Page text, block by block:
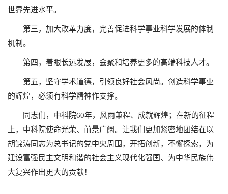
世界先进水平。
第三，加大改革力度，完善促进科学事业科学发展的体制
机制。
第四，着眼长远发展，会聚和培养更多的高端科技人才。
第五，坚守学术道德，引领良好社会风尚。创造科学事业
的辉煌，必须有科学精神作支撑。
同志们，中科院60年，风雨兼程、成就辉煌；在新的征程
上，中科院使命光荣、前景广阔。让我们更加紧密地团结在以
胡锦涛同志为总书记的党中央周围，开拓创新，不懈探索，为
建设富强民主文明和谐的社会主义现代化强国、为中华民族伟
大复兴作出更大的贡献！